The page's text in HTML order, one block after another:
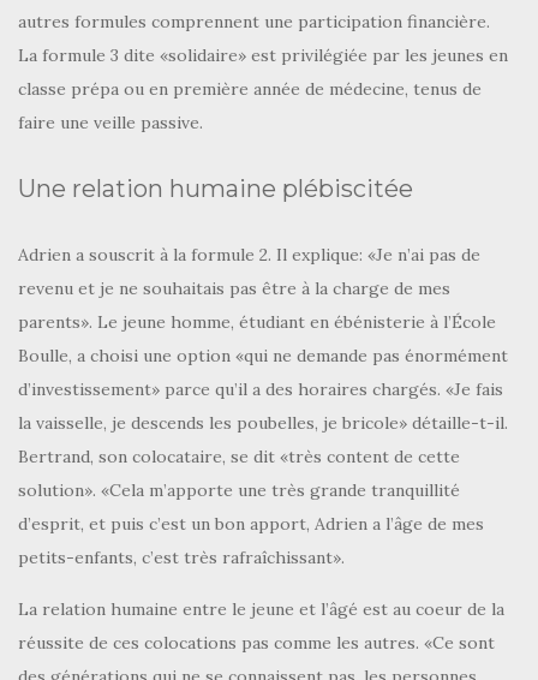
autres formules comprennent une participation financière.
La formule 3 dite «solidaire» est privilégiée par les jeunes en
classe prépa ou en première année de médecine, tenus de
faire une veille passive.
Une relation humaine plébiscitée
Adrien a souscrit à la formule 2. Il explique: «Je n’ai pas de
revenu et je ne souhaitais pas être à la charge de mes
parents». Le jeune homme, étudiant en ébénisterie à l’École
Boulle, a choisi une option «qui ne demande pas énormément
d’investissement» parce qu’il a des horaires chargés. «Je fais
la vaisselle, je descends les poubelles, je bricole» détaille-t-il.
Bertrand, son colocataire, se dit «très content de cette
solution». «Cela m’apporte une très grande tranquillité
d’esprit, et puis c’est un bon apport, Adrien a l’âge de mes
petits-enfants, c’est très rafraîchissant».
La relation humaine entre le jeune et l’âgé est au coeur de la
réussite de ces colocations pas comme les autres. «Ce sont